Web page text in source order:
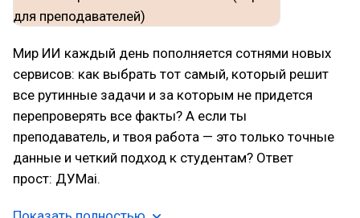
Мир ИИ каждый день пополняется сотнями новых
сервисов: как выбрать тот самый, который решит
все рутинные задачи и за которым не придется
перепроверять все факты? А если ты
преподаватель, и твоя работа — это только точные
данные и четкий подход к студентам? Ответ
прост: ДУМai.